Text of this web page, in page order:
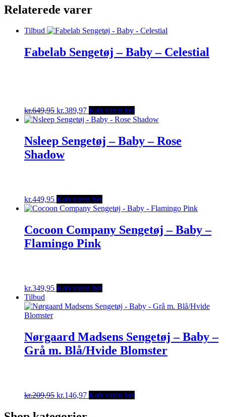
Relaterede varer
Tilbud
Fabelab Sengetøj – Baby – Celestial
kr.649,95 Original
price
kr.649,95.
kr.389,97Current
price
kr.389,97.
Køb varen her
Nsleep Sengetøj – Baby – Rose
Shadow
kr.449,95 Køb varen her
Cocoon Company Sengetøj – Baby –
Flamingo Pink
kr.349,95 Køb varen her
Tilbud
Nørgaard Madsens Sengetøj – Baby –
Grå m. Blå/Hvide Blomster
kr.209,95 Original
was:
kr.146,97Current
Køb varen her